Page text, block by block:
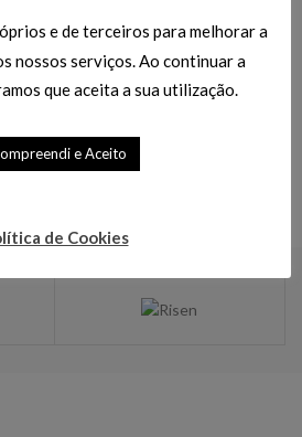
e de terceiros para melhorar a
nossos serviços. Ao continuar a
que aceita a sua utilização.
e Aceito
de Cookies